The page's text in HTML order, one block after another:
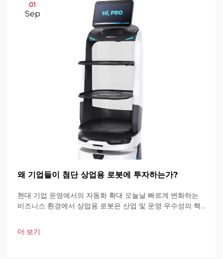
01
Sep
왜 기업들이 첨단 상업용 로봇에 투자하는가?
현대 기업 운영에서의 자동화 확대 오늘날 빠르게 변화하는
비즈니스 환경에서 상업용 로봇은 산업 및 운영 우수성의 핵
업이 운영 방식을 혁신하고 있습니다.
더 보기